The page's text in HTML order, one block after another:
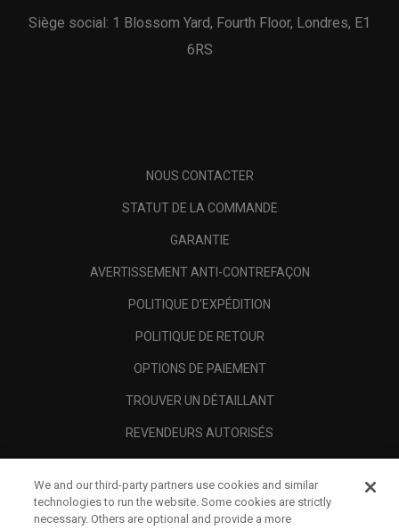
Siège social: 1 Blossom Yard, Fourth Floor, Londres, E1
6RS
NOUS CONTACTER
STATUT DE LA COMMANDE
GARANTIE
AVERTISSEMENT ANTI-CONTREFAÇON
POLITIQUE D'EXPÉDITION
POLITIQUE DE RETOUR
OPTIONS DE PAIEMENT
TROUVER UN DÉTAILLANT
REVENDEURS AUTORISÉS
A PROPOS
We and our third-party partners use cookies and similar
technologies to run the website. Some cookies are strictly
necessary. Others are optional and provide a more